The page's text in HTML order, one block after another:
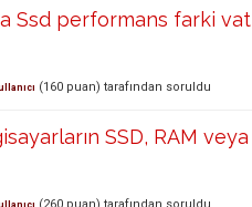
Ssd performans farki vat
(160 puan) tarafından soruldu
SSD, RAM veya